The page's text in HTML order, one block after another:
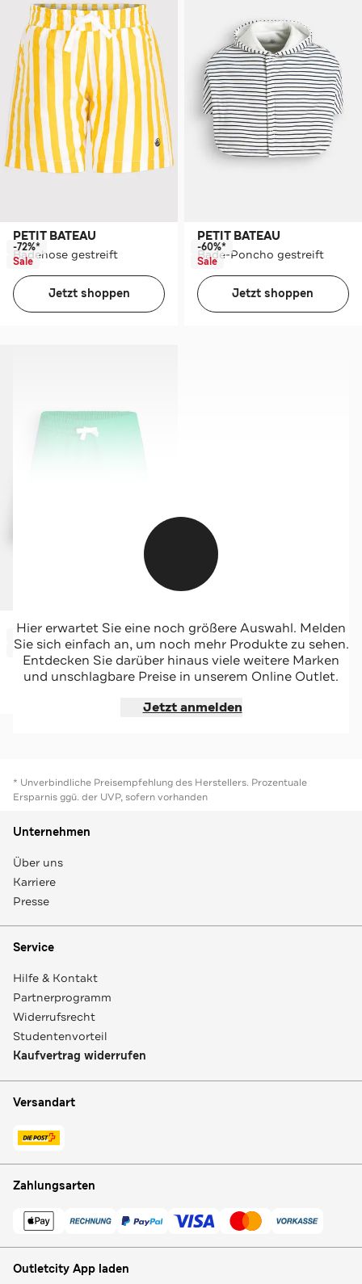
PETIT BATEAU
Badehose gestreift
-72%*
Sale
Jetzt shoppen
PETIT BATEAU
Bade-Poncho gestreift
-60%*
Sale
Jetzt shoppen
PETIT BATEAU
Badehose zweifarbig
-72%*
Sale
Jetzt shoppen
Hier erwartet Sie eine noch größere Auswahl. Melden
Sie sich einfach an, um noch mehr Produkte zu sehen.
Entdecken Sie darüber hinaus viele weitere Marken
und unschlagbare Preise in unserem Online Outlet.
Jetzt anmelden
* Unverbindliche Preisempfehlung des Herstellers. Prozentuale
Ersparnis ggü. der UVP, sofern vorhanden
Unternehmen
Über uns
Karriere
Presse
Service
Hilfe & Kontakt
Partnerprogramm
Widerrufsrecht
Studentenvorteil
Kaufvertrag widerrufen
Versandart
Zahlungsarten
Outletcity App laden